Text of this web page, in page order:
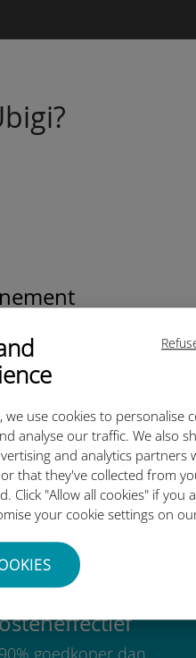
use cookies to personalise
analyse our traffic. We also
and analytics partners
that they've collected from
Click "Allow all cookies" if you
your cookie settings on
op
zo
goedkoper dan